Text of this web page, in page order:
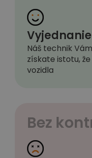
Náš technik
získate istotu,
vozidla
Bez